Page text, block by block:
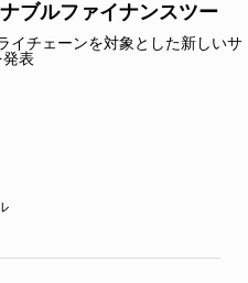
ブルファイナンスツー